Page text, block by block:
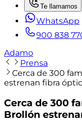
Te llamamos
WhatsApp
900 838
Adamo
Prensa
Cerca de 300
estrenan fibra
Cerca de 300
Brollón